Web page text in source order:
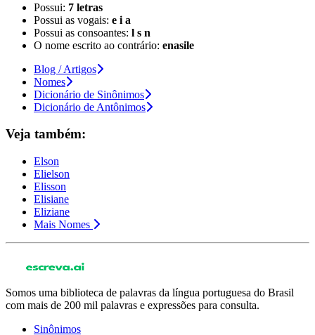
Possui: 7 letras
Possui as vogais: e i a
Possui as consoantes: l s n
O nome escrito ao contrário: enasile
Blog / Artigos
Nomes
Dicionário de Sinônimos
Dicionário de Antônimos
Veja também:
Elson
Elielson
Elisson
Elisiane
Eliziane
Mais Nomes
Somos uma biblioteca de palavras da língua portuguesa do Brasil
com mais de 200 mil palavras e expressões para consulta.
Sinônimos